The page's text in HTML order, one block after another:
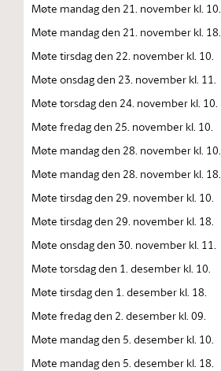
Møte mandag den 21. november kl. 10.
Møte mandag den 21. november kl. 18.
Møte tirsdag den 22. november kl. 10.
Møte onsdag den 23. november kl. 11.
Møte torsdag den 24. november kl. 10.
Møte fredag den 25. november kl. 10.
Møte mandag den 28. november kl. 10.
Møte mandag den 28. november kl. 18.
Møte tirsdag den 29. november kl. 10.
Møte tirsdag den 29. november kl. 18.
Møte onsdag den 30. november kl. 11.
Møte torsdag den 1. desember kl. 10.
Møte tirsdag den 1. desember kl. 18.
Møte fredag den 2. desember kl. 09.
Møte mandag den 5. desember kl. 10.
Møte mandag den 5. desember kl. 18.